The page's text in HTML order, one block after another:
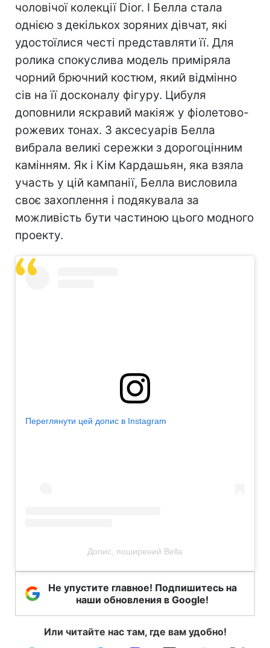
чоловічої колекції Dior. І Белла стала
однією з декількох зоряних дівчат, які
удостоїлися честі представляти її. Для
ролика спокуслива модель приміряла
чорний брючний костюм, який відмінно
сів на її досконалу фігуру. Цибуля
доповнили яскравий макіяж у фіолетово-
рожевих тонах. З аксесуарів Белла
вибрала великі сережки з дорогоцінним
камінням. Як і Кім Кардашьян, яка взяла
участь у цій кампанії, Белла висловила
своє захоплення і подякувала за
можливість бути частиною цього модного
проекту.
Переглянути цей допис в Instagram
Допис, поширений Bella
Не упустите главное! Подпишитесь на
наши обновления в Google!
Или читайте нас там, где вам удобно!